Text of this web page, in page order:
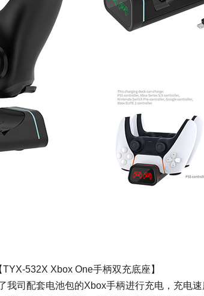
TYX-532X Xbox One手柄双充底座】
我司配套电池包的Xbox手柄进行充电，充电